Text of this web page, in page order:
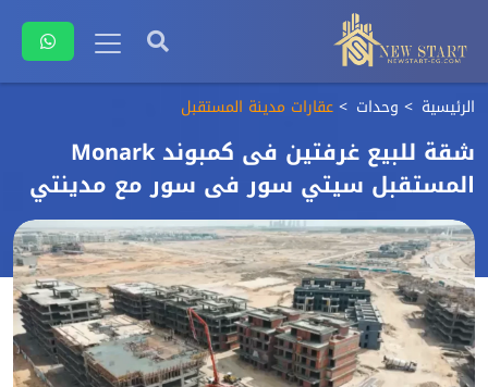
الرئيسية وحدات عقارات مدينة المستقبل
شقة للبيع غرفتين فى كمبوند Monark
المستقبل سيتي سور فى سور مع مدينتي